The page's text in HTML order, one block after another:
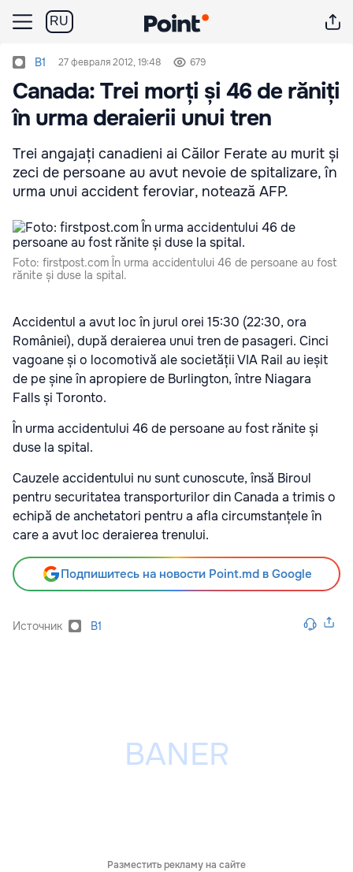
RU
B1 27 февраля 2012, 19:48 679
Canada: Trei morți și 46 de răniți
în urma deraierii unui tren
Trei angajați canadieni ai Căilor Ferate au murit și
zeci de persoane au avut nevoie de spitalizare, în
urma unui accident feroviar, notează AFP.
Foto: firstpost.com În urma accidentului 46 de persoane au fost
rănite și duse la spital.
Accidentul a avut loc în jurul orei 15:30 (22:30, ora
României), după deraierea unui tren de pasageri. Cinci
vagoane și o locomotivă ale societății VIA Rail au ieșit
de pe șine în apropiere de Burlington, între Niagara
Falls și Toronto.
În urma accidentului 46 de persoane au fost rănite și
duse la spital.
Cauzele accidentului nu sunt cunoscute, însă Biroul
pentru securitatea transporturilor din Canada a trimis o
echipă de anchetatori pentru a afla circumstanțele în
care a avut loc deraierea trenului.
Подпишитесь на новости Point.md в Google
Источник B1
Разместить рекламу на сайте